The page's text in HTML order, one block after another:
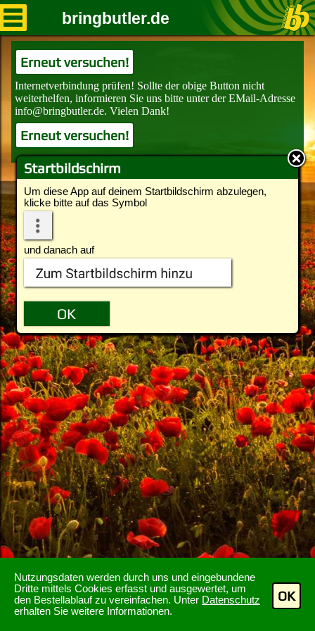
Nutzungsdaten werden durch uns und eingebundene
Dritte mittels Cookies erfasst und ausgewertet, um
den Bestellablauf zu vereinfachen. Unter Datenschutz
erhalten Sie weitere Informationen.
OK
Startbildschirm
Um diese App auf deinem Startbildschirm abzulegen,
klicke bitte auf das Symbol
und danach auf
bringbutler.de
Erneut versuchen!
Erneut versuchen!